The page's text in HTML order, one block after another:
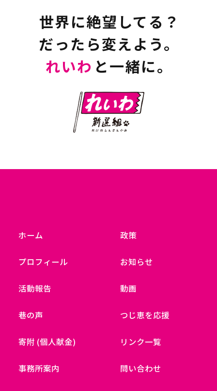
世界に絶望してる？
だったら変えよう。
れいわ と一緒に。
ホーム 政策
プロフィール お知らせ
活動報告 動画
巷の声 つじ恵を応援
寄附 (個人献金) リンク一覧
事務所案内 問い合わせ